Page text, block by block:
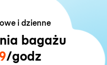
i dzienne
bagażu
/godz